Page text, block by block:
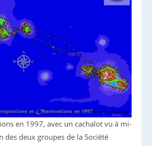
en 1997, avec un cachalot vu à mi-
des deux groupes de la Société